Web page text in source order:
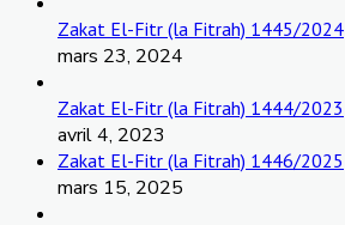
Zakat El-Fitr (la Fitrah) 1445/2024
mars 23, 2024
Zakat El-Fitr (la Fitrah) 1444/2023
avril 4, 2023
Zakat El-Fitr (la Fitrah) 1446/2025
mars 15, 2025